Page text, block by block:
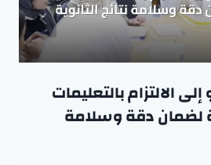
إلى الالتزام بالتعليمات
لضمان دقة وسلامة